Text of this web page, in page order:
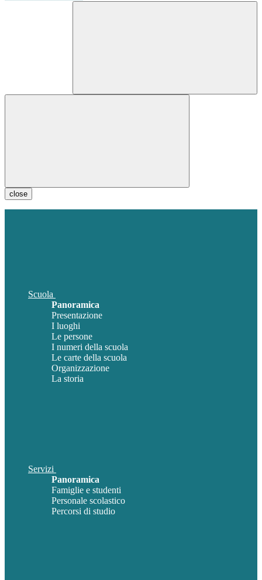
close
Scuola
Panoramica
Presentazione
I luoghi
Le persone
I numeri della scuola
Le carte della scuola
Organizzazione
La storia
Servizi
Panoramica
Famiglie e studenti
Personale scolastico
Percorsi di studio